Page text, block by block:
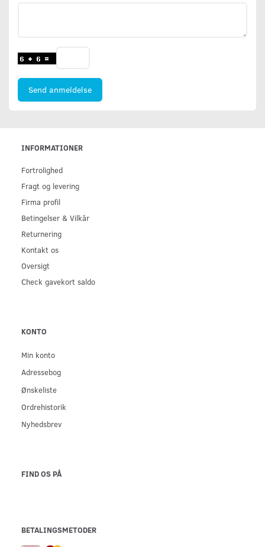
Send anmeldelse
INFORMATIONER
Fortrolighed
Fragt og levering
Firma profil
Betingelser & Vilkår
Returnering
Kontakt os
Oversigt
Check gavekort saldo
KONTO
Min konto
Adressebog
Ønskeliste
Ordrehistorik
Nyhedsbrev
FIND OS PÅ
BETALINGSMETODER